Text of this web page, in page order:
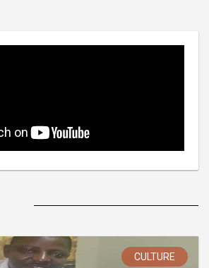
CULTURE